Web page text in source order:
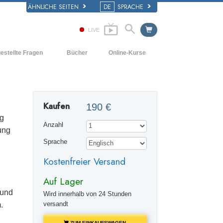
ÄHNLICHE SEITEN DE SPRACHE
LIVE
Fragen
der Scientology
Bücher
Hörbücher
Einführungsvorträge
Online-Kurse
Die Dynamiken des Daseins
Die Bestandteile des Verstehens
Lösungen für eine gefährliche Umwelt
Beistände für Krankheiten und
Die Ehe
Kaufen 190 €
Anzahl
Sprache
Kostenfreier Versand
Auf Lager
Wird innerhalb von 24 Stunden
versandt